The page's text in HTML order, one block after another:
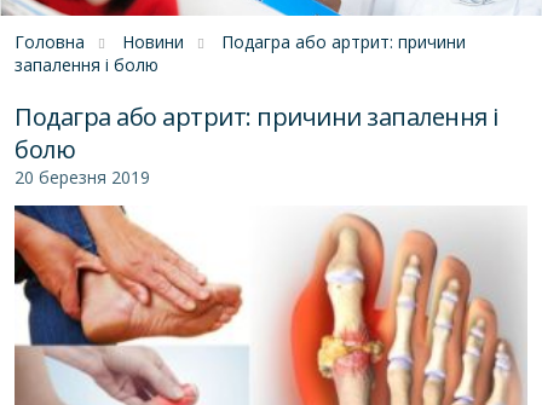
Головна Новини
Подагра або артрит: причини
запалення і болю
Подагра або артрит: причини запалення і
болю
20 березня 2019